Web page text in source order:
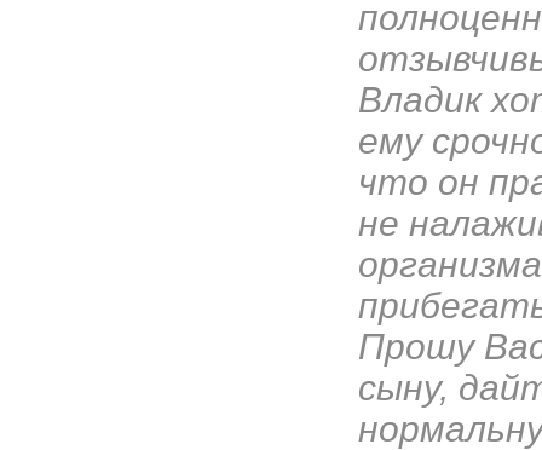
Владик
ему
что он
не
Прошу
сыну,